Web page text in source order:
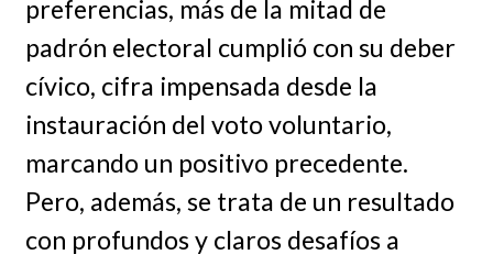
preferencias, más de la mitad de
padrón electoral cumplió con su deber
cívico, cifra impensada desde la
instauración del voto voluntario,
marcando un positivo precedente.
Pero, además, se trata de un resultado
con profundos y claros desafíos a